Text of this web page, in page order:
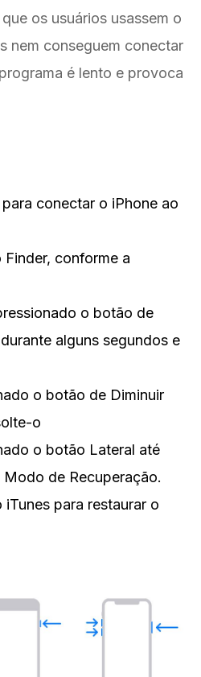
os usuários usassem o
nem conseguem conectar
é lento e provoca
conectar o iPhone ao
Finder, conforme a
o botão de
alguns segundos e
o botão de Diminuir
o
o botão Lateral até
de Recuperação.
para restaurar o